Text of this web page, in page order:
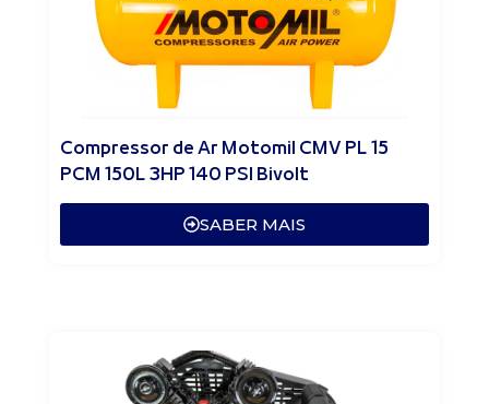
Compressor de Ar Motomil CMV PL 15
PCM 150L 3HP 140 PSI Bivolt
SABER MAIS